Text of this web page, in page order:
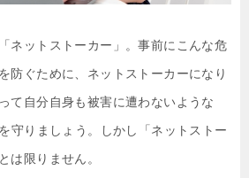
ネットストーカー」。事前にこんな危
防ぐために、ネットストーカーになり
て自分自身も被害に遭わないような
守りましょう。しかし「ネットストー
は限りません。